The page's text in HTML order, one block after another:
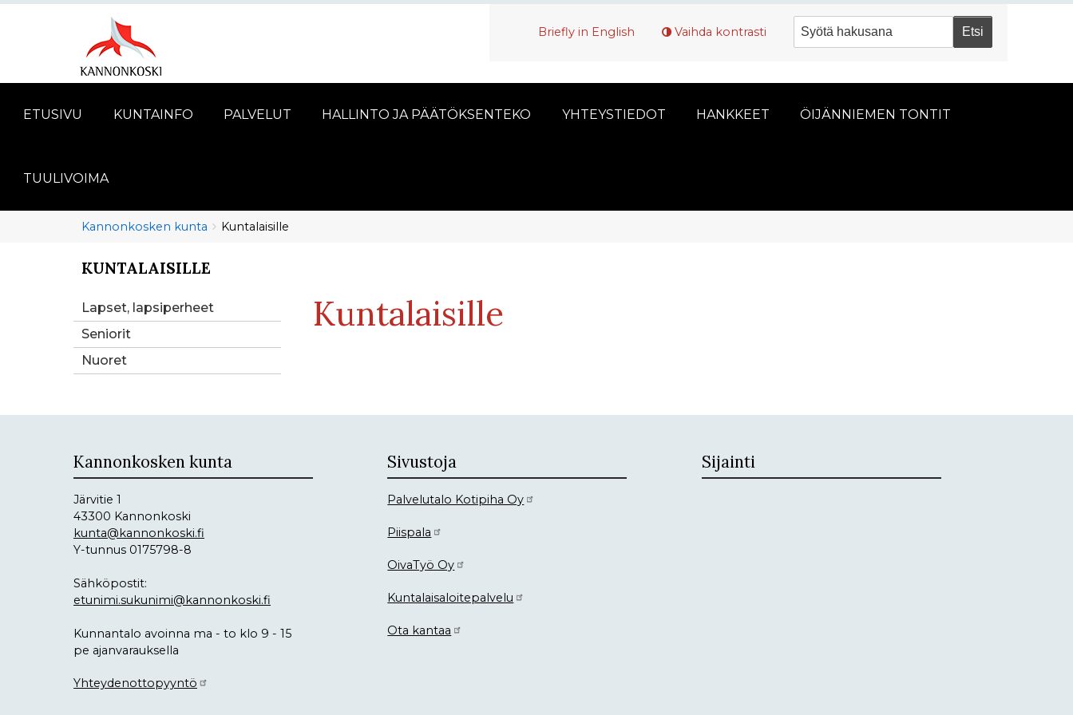
Briefly in English Vaihda kontrasti
ETUSIVU KUNTAINFO PALVELUT HALLINTO JA PÄÄTÖKSENTEKO YHTEYSTIEDOT HANKKEET ÖIJÄNNIEMEN TONTIT
TUULIVOIMA
Murupolku
You
here:
Kannonkosken kunta Kuntalaisille
You
here:
KUNTALAISILLE
Lapset, lapsiperheet
Seniorit
Nuoret
Kuntalaisille
Kannonkosken kunta
Järvitie 1
43300 Kannonkoski
kunta@kannonkoski.fi
Y-tunnus 0175798-8
Sähköpostit:
etunimi.sukunimi@kannonkoski.fi
Kunnantalo avoinna ma - to klo 9 - 15
pe ajanvarauksella
Yhteydenottopyyntö
Sivustoja
Palvelutalo Kotipiha Oy
Piispala
OivaTyö Oy
Kuntalaisaloitepalvelu
Ota kantaa
Sijainti